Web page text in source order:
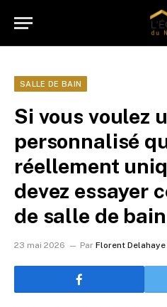
SALLE DE BAIN
Si vous voulez
personnalisé
réellement
devez essayer
de salle de
23 mai 2026 Par Florent Delahaye